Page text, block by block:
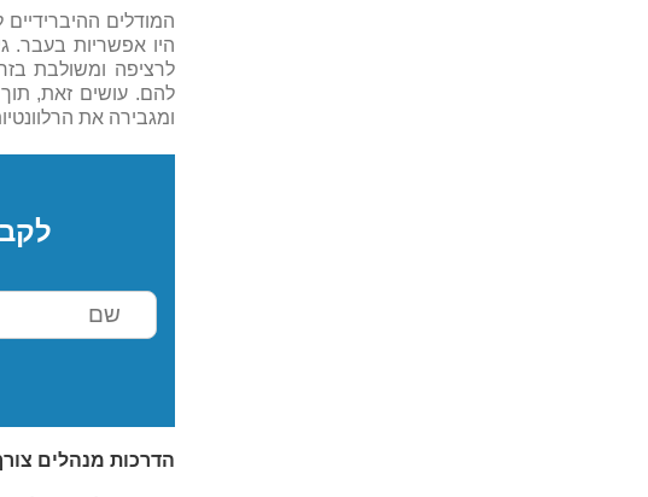
המודלים
היו אפשריות בעבר.
לרציפה ומשולבת
להם. עושים זאת, תוך
ומגבירה את
הדרכות מנהלים